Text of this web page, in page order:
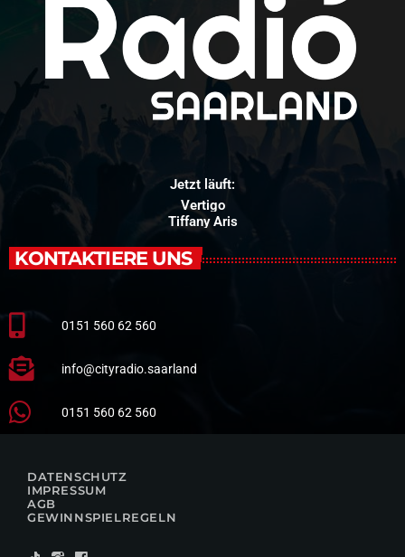
Jetzt läuft:
Vertigo
Tiffany Aris
KONTAKTIERE UNS
0151 560 62 560
info@cityradio.saarland
0151 560 62 560
DATENSCHUTZ
IMPRESSUM
AGB
GEWINNSPIELREGELN